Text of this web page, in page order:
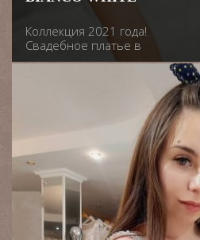
Коллекция 2021 года!
Свадебное платье в
белом цвете. На
пышной юбкой. Платье в